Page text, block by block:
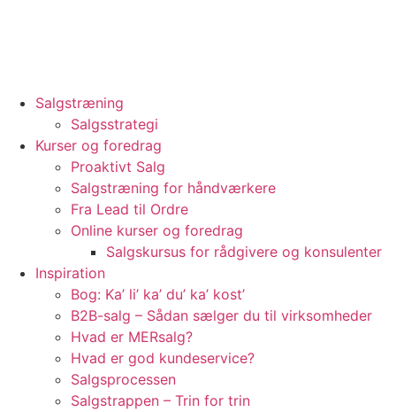
Salgstræning
Salgsstrategi
Kurser og foredrag
Proaktivt Salg
Salgstræning for håndværkere
Fra Lead til Ordre
Online kurser og foredrag
Salgskursus for rådgivere og konsulenter
Inspiration
Bog: Ka’ li’ ka’ du’ ka’ kost’
B2B-salg – Sådan sælger du til virksomheder
Hvad er MERsalg?
Hvad er god kundeservice?
Salgsprocessen
Salgstrappen – Trin for trin